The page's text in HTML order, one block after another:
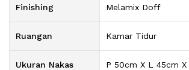
Finishing Melamix Doff
Ruangan Kamar Tidur
Ukuran Nakas P 50cm X L 45cm